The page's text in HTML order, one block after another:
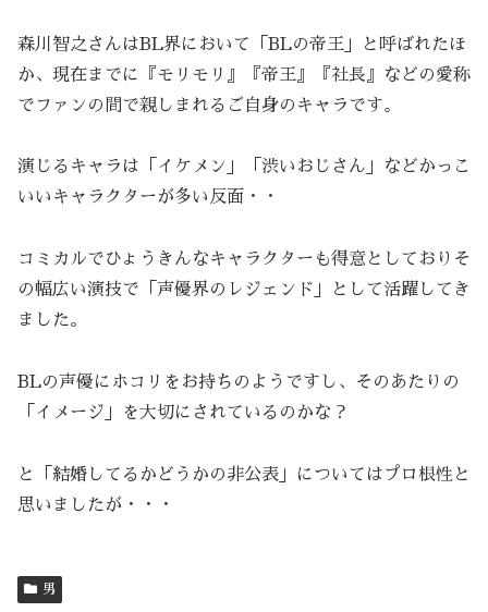
森川智之さんはBL界において「BLの帝王」と呼ばれたほ
か、現在までに『モリモリ』『帝王』『社長』などの愛称
でファンの間で親しまれるご自身のキャラです。
演じるキャラは「イケメン」「渋いおじさん」などかっこ
いいキャラクターが多い反面・・
コミカルでひょうきんなキャラクターも得意としておりそ
の幅広い演技で「声優界のレジェンド」として活躍してき
ました。
BLの声優にホコリをお持ちのようですし、そのあたりの
「イメージ」を大切にされているのかな？
と「結婚してるかどうかの非公表」についてはプロ根性と
思いましたが・・・
男